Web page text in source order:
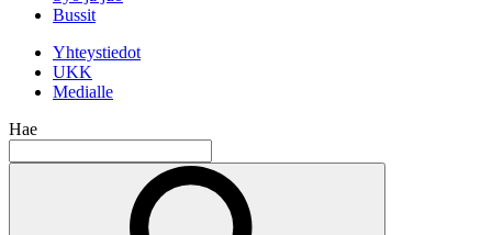
Bussit
Yhteystiedot
UKK
Medialle
Hae